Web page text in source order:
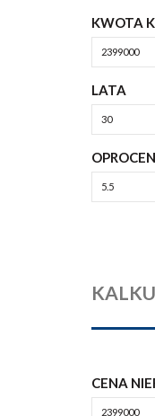
KWOTA
LATA
CENA